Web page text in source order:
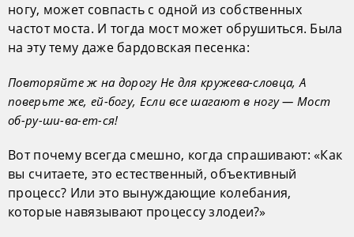
ногу, может совпасть с одной из собственных
частот моста. И тогда мост может обрушиться. Была
на эту тему даже бардовская песенка:
Повторяйте ж на дорогу Не для кружева-словца, А
поверьте же, ей-богу, Если все шагают в ногу — Мост
об-ру-ши-ва-ет-ся!
Вот почему всегда смешно, когда спрашивают: «Как
вы считаете, это естественный, объективный
процесс? Или это вынуждающие колебания,
которые навязывают процессу злодеи?»